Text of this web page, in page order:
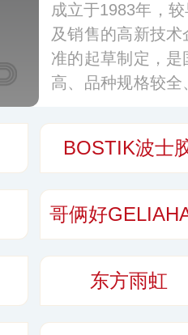
成立于1983年，
及销售的高新技
准的起草制定，
高、品种规格较
机场建造、汽车
BOSTIK波士
哥俩好
东方雨虹